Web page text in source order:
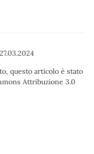
27.03.2024
questo articolo è stato
Attribuzione 3.0